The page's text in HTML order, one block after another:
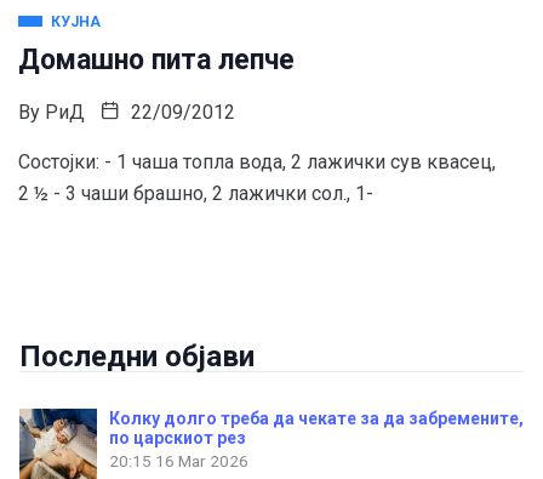
КУЈНА
Домашно пита лепче
By РиД 22/09/2012
Состојки: - 1 чаша топла вода, 2 лажички сув квасец,
2 ½ - 3 чаши брашно, 2 лажички сол., 1-
Последни објави
Колку долго треба да чекате за да забремените,
по царскиот рез
20:15 16 Mar 2026